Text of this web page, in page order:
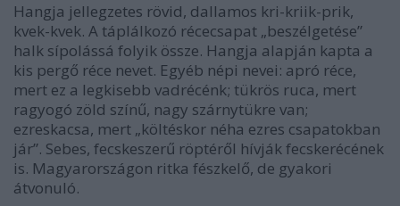
Hangja jellegzetes rövid, dallamos kri-kriik-prik,
kvek-kvek. A táplálkozó récecsapat „beszélgetése”
halk sípolássá folyik össze. Hangja alapján kapta a
kis pergő réce nevet. Egyéb népi nevei: apró réce,
mert ez a legkisebb vadrécénk; tükrös ruca, mert
ragyogó zöld színű, nagy szárnytükre van;
ezreskacsa, mert „költéskor néha ezres csapatokban
jár”. Sebes, fecskeszerű röptéről hívják fecskerécének
is. Magyarországon ritka fészkelő, de gyakori
átvonuló.